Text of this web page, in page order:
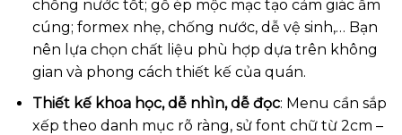
chống nước tốt; gỗ ép mộc mạc tạo cảm giác ấm
cúng; formex nhẹ, chống nước, dễ vệ sinh,… Bạn
nên lựa chọn chất liệu phù hợp dựa trên không
gian và phong cách thiết kế của quán.
Thiết kế khoa học, dễ nhìn, dễ đọc: Menu cần sắp
xếp theo danh mục rõ ràng, sử font chữ từ 2cm –